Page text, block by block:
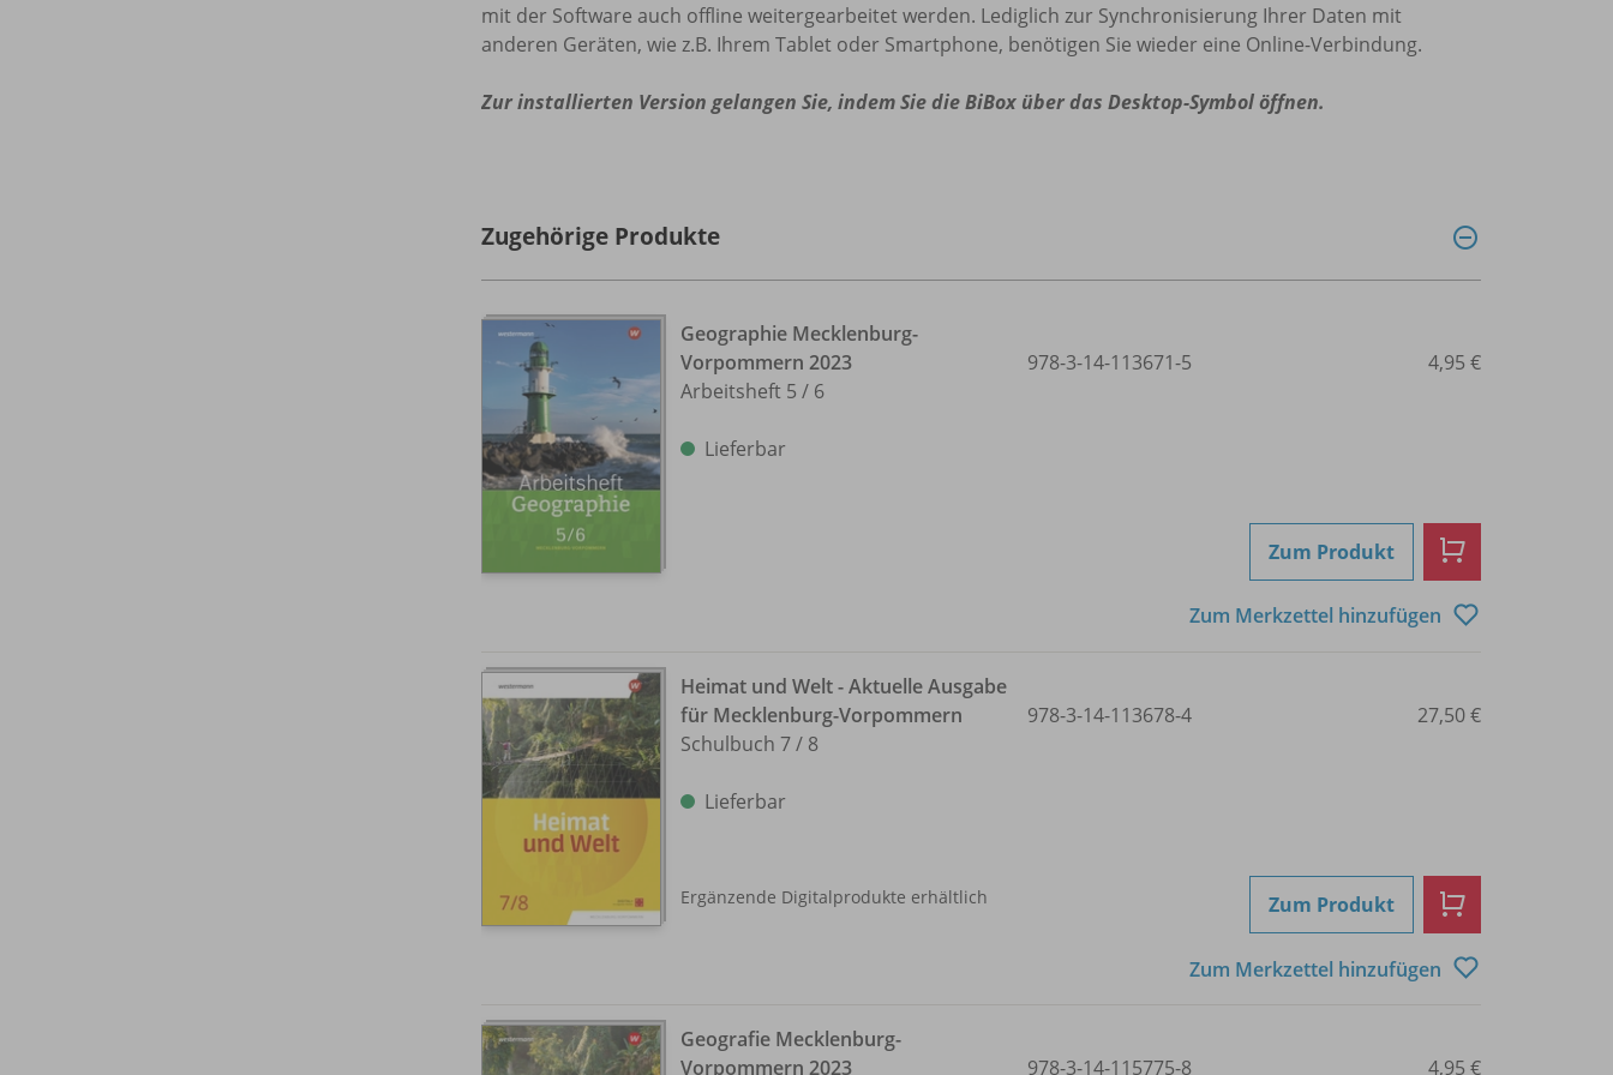
mit der Software auch offline weitergearbeitet werden. Lediglich zur Synchronisierung Ihrer Daten mit
anderen Geräten, wie z.B. Ihrem Tablet oder Smartphone, benötigen Sie wieder eine Online-Verbindung.
Zur installierten Version gelangen Sie, indem Sie die BiBox über das Desktop-Symbol öffnen.
Zugehörige Produkte
Geographie Mecklenburg-
Vorpommern 2023
Arbeitsheft 5 / 6
Lieferbar
978-3-14-113671-5 4,95 €
Zum Produkt
Zum Merkzettel hinzufügen
Heimat und Welt - Aktuelle Ausgabe
für Mecklenburg-Vorpommern
Schulbuch 7 / 8
Lieferbar
Ergänzende Digitalprodukte erhältlich
978-3-14-113678-4 27,50 €
Zum Produkt
Zum Merkzettel hinzufügen
Geografie Mecklenburg-
Vorpommern 2023
978-3-14-115775-8 4,95 €